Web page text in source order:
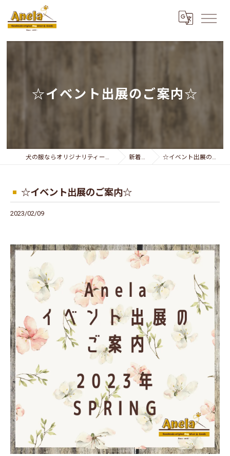
☆イベント出展のご案内☆
犬の服ならオリジナリティー溢れるAnela 新着情報 ☆イベント出展のご案内☆
☆イベント出展のご案内☆
2023/02/09